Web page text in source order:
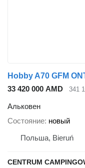
Hobby A70 GFM
33 420 000 AMD
341
Альковен
Состояние новый
Польша, Bieruń
CENTRUM